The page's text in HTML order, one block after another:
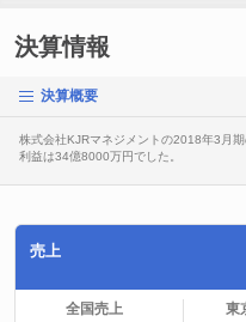
決算情報
決算概要
株式会社KJRマネジメントの2018年3月
利益は34億8000万円でした。
売上
全国売上
ランキングへ 東
ラ